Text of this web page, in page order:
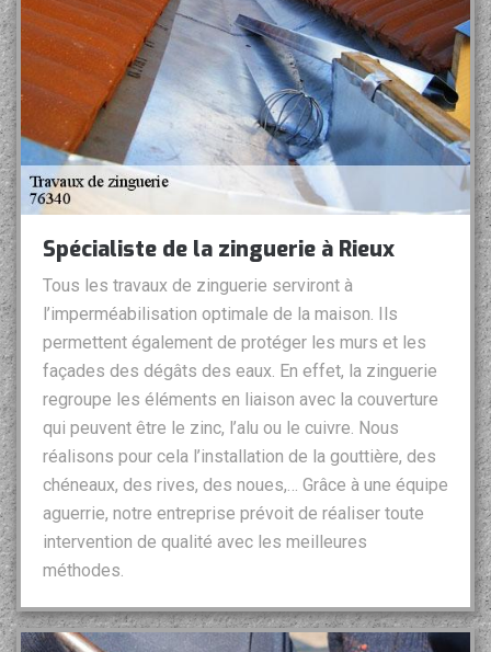
Spécialiste de la zinguerie à Rieux
Tous les travaux de zinguerie serviront à
l’imperméabilisation optimale de la maison. Ils
permettent également de protéger les murs et les
façades des dégâts des eaux. En effet, la zinguerie
regroupe les éléments en liaison avec la couverture
qui peuvent être le zinc, l’alu ou le cuivre. Nous
réalisons pour cela l’installation de la gouttière, des
chéneaux, des rives, des noues,… Grâce à une équipe
aguerrie, notre entreprise prévoit de réaliser toute
intervention de qualité avec les meilleures
méthodes.